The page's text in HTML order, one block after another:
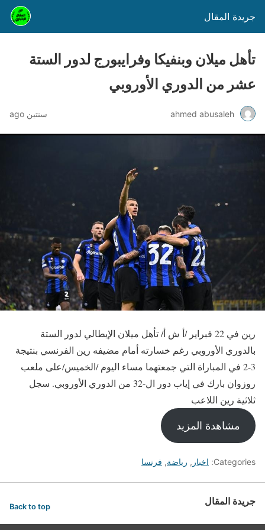
جريدة المقال
تأهل ميلان وبنفيكا وفرايبورج لدور الستة
عشر من الدوري الأوروبي
ahmed abusaleh سنتين ago
رين في 22 فبراير /أ ش أ/ تأهل ميلان الإيطالي لدور الستة
بالدوري الأوروبي رغم خسارته أمام مضيفه رين الفرنسي بنتيجة
3-2 في المباراة التي جمعتهما مساء اليوم /الخميس/على ملعب
روزوان بارك في إياب دور ال-32 من الدوري الأوروبي. سجل
ثلاثية رين اللاعب
مشاهدة المزيد
Categories: اخبار , رياضة, فرنسا
جريدة المقال Back to top